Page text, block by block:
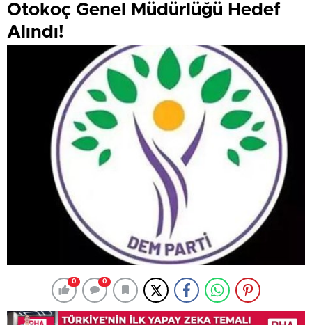
Otokoç Genel Müdürlüğü Hedef
Alındı!
0 0